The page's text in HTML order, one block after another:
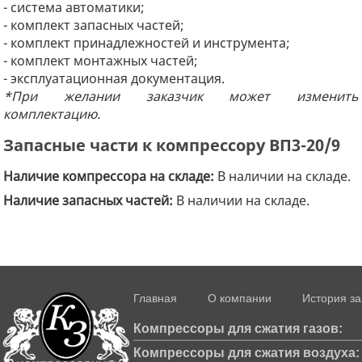
- система автоматики;
- комплект запасных частей;
- комплект принадлежностей и инструмента;
- комплект монтажных частей;
- эксплуатационная документация.
*При желании заказчик может изменить
комплектацию.
Запасные части к компрессору ВП3-20/9
Наличие компрессора на складе: В наличии на складе.
Наличие запасных частей: В наличии на складе.
Главная О компании История
Компрессоры для сжатия газов:
Компрессоры для сжатия воздуха: